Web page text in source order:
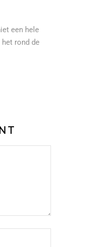
een hele
rond de